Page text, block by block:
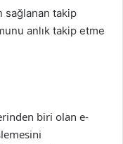
sağlanan takip
anlık takip etme
biri olan e-